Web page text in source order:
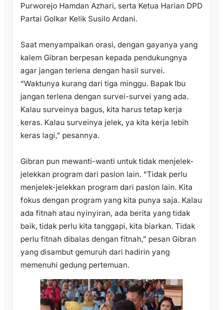
Purworejo Hamdan Azhari, serta Ketua Harian DPD
Partai Golkar Kelik Susilo Ardani.
Saat menyampaikan orasi, dengan gayanya yang
kalem Gibran berpesan kepada pendukungnya
agar jangan terlena dengan hasil survei.
“Waktunya kurang dari tiga minggu. Bapak Ibu
jangan terlena dengan survei-survei yang ada.
Kalau surveinya bagus, kita harus tetap kerja
keras. Kalau surveinya jelek, ya kita kerja lebih
keras lagi,” pesannya.
Gibran pun mewanti-wanti untuk tidak menjelek-
jelekkan program dari paslon lain. “Tidak perlu
menjelek-jelekkan program dari paslon lain. Kita
fokus dengan program yang kita punya saja. Kalau
ada fitnah atau nyinyiran, ada berita yang tidak
baik, tidak perlu kita tanggapi, kita biarkan. Tidak
perlu fitnah dibalas dengan fitnah,” pesan Gibran
yang disambut gemuruh dari hadirin yang
memenuhi gedung pertemuan.